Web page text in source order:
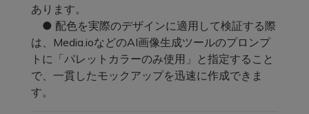
あります。
● 配色を実際のデザインに適用して検証する際
は、Media.ioなどのAI画像生成ツールのプロンプ
トに「パレットカラーのみ使用」と指定すること
で、一貫したモックアップを迅速に作成できま
す。